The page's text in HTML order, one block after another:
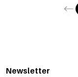
Newsletter